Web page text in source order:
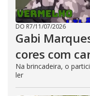
DO R7/11/07/2026
Gabi
cores com
Na brincadeira, o
ler